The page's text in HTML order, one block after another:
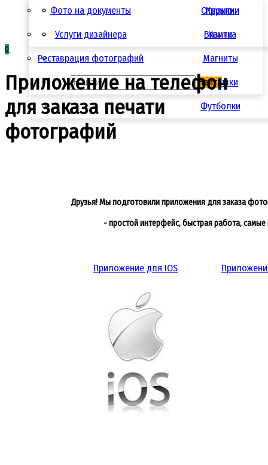
0
Кружки
Камни
Магниты
Подушки
Футболки
Открытки
Визитка
Фото на документы
Услуги дизайнера
Реставрация фотографий
Найти
Приложение на телефон
для заказа печати
фотографий
Друзья! Мы подготовили приложения для заказа
- простой интерфейс, быстрая работа,
Приложение для IOS